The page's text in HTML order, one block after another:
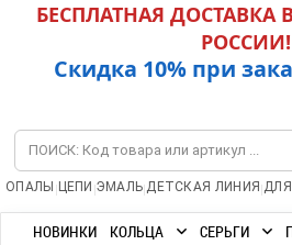
БЕСПЛАТНАЯ ДОСТАВКА
РОССИИ!
Скидка 10% при
ОПАЛЫ | ЦЕПИ |ЭМАЛЬ|ДЕТСКАЯ ЛИНИЯ |
НОВИНКИ КОЛЬЦА СЕРЬГИ